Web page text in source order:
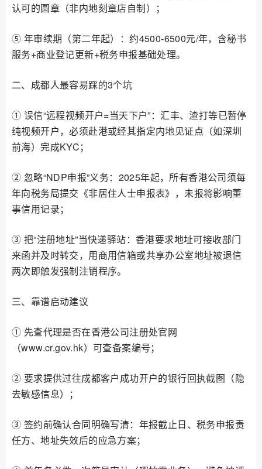
认可的圆章（非内地刻章店自制）；
⑤ 年审续期（第二年起）：约4500-6500元/年，含秘书
服务+商业登记更新+税务申报基础处理。
二、成都人最容易踩的3个坑
① 误信“远程视频开户=当天下户”：汇丰、渣打等已暂停
纯视频开户，必须赴港或经其指定内地见证点（如深圳
前海）完成KYC；
② 忽略“NDP申报”义务：2025年起，所有香港公司须每
年向税务局提交《非居住人士申报表》，未报将影响董
事信用记录；
③ 把“注册地址”当快递驿站：香港要求地址可接收部门
来函并及时转交，用商用信箱或共享办公室地址被退信
两次即触发强制注销程序。
三、靠谱启动建议
① 先查代理是否在香港公司注册处官网
（www.cr.gov.hk）可查备案编号；
② 要求提供过往成都客户成功开户的银行回执截图（隐
去敏感信息）；
③ 签约前确认合同明确写清：年报截止日、税务申报责
任方、地址失效后的应急方案；